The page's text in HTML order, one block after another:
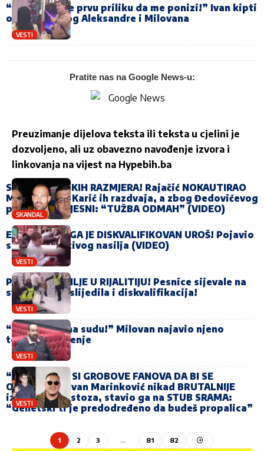
VESTI
“Iskoristila je prvu priliku da me ponizi!” Ivan kipti
od bijesa zbog Aleksandre i Milovana
Pratite nas na Google News-u:
Preuzimanje dijelova teksta ili teksta u cjelini je
dozvoljeno, ali uz obavezno navođenje izvora i
linkovanja na vijest na Hypebih.ba
SKANDAL
SKANDAL EPSKIH RAZMJERA! Rajačić NOKAUTIRAO
Marinkovića: Karić ih razdvaja, a zbog Đedovićevog
poteza SVI BIJESNI: “TUŽBA ODMAH” (VIDEO)
VESTI
EVO ZBOG ČEGA JE DISKVALIFIKOVAN UROŠ! Pojavio
se snimak jezivog nasilja (VIDEO)
VESTI
PONOVO NASILJE U RIJALITIJU! Pesnice sijevale na
sve strane! Uslijedila i diskvalifikacija!
VESTI
“Svjedočiću na sudu!” Milovan najavio njeno
totalno uništenje
VESTI
“POSJEĆIVAO SI GROBOVE FANOVA DA BI SE
OKORISTIO” Ivan Marinković nikad BRUTALNIJE
izvrijeđao Gastoza, stavio ga na STUB SRAMA:
“Genetski ti je predodređeno da budeš propalica”
1 2 3 … 81 82